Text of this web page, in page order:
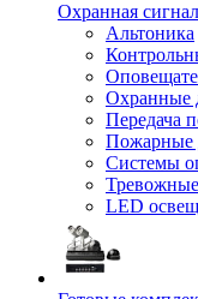
Охранная
Альтоника
Охранные
Передача
Пожарные
Системы
LED